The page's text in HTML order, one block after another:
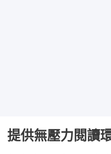
提供無壓力閱讀